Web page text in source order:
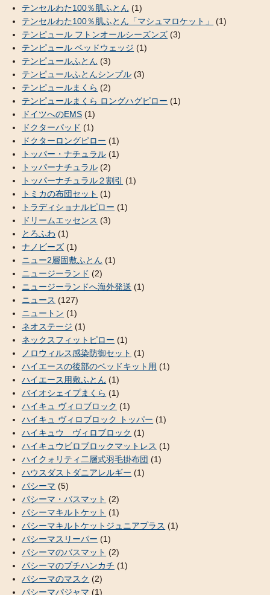
テンセルわた100％肌ふとん (1)
テンセルわた100％肌ふとん「マシュマロケット」
(1)
テンピュール フトンオールシーズンズ (3)
テンピュール ベッドウェッジ (1)
テンピュールふとん (3)
テンピュールふとんシンプル (3)
テンピュールまくら (2)
テンピュールまくら ロングハグピロー (1)
ドイツへのEMS (1)
ドクターパッド (1)
ドクターロングピロー (1)
トッパー・ナチュラル (1)
トッパーナチュラル (2)
トッパーナチュラル２割引
(1)
トミカの布団セット (1)
トラディショナルピロー (1)
ドリームエッセンス (3)
とろふわ (1)
ナノビーズ (1)
ニュー2層固敷ふとん (1)
ニュージーランド (2)
ニュージーランドへ海外発送 (1)
ニュース (127)
ニュートン (1)
ネオステージ (1)
ネックスフィットピロー (1)
ノロウィルス感染防御セット (1)
ハイエースの後部のベッドキット用 (1)
ハイエース用敷ふとん (1)
バイオシェイプまくら (1)
ハイキュ ヴィロブロック (1)
ハイキュ ヴィロブロック トッパー (1)
ハイキュウ ヴィロブロック (1)
ハイキュウビロブロックマットレス (1)
ハイクォリティ二層式羽毛掛布団 (1)
ハウスダストダニアレルギー (1)
パシーマ (5)
パシーマ・バスマット (2)
パシーマキルトケット (1)
パシーマキルトケットジュニアプラス (1)
パシーマスリーパー (1)
パシーマのバスマット (2)
パシーマのプチハンカチ (1)
パシーマのマスク (2)
パシーマパジャマ (1)